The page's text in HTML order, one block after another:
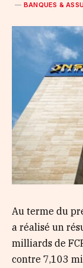
BANQUES &
Au terme du
a réalisé un
milliards de
contre 7,103